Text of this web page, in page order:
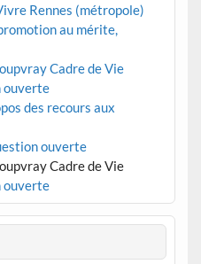
Rennes (métropole)
au mérite,
Cadre de Vie
ouverte
des recours aux
ouverte
Cadre de Vie
ouverte